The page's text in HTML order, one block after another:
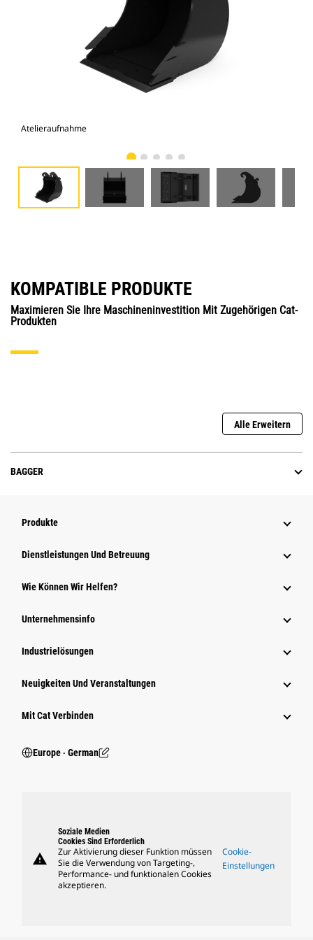
Atelieraufnahme
KOMPATIBLE PRODUKTE
Maximieren Sie Ihre Maschineninvestition Mit Zugehörigen Cat-
Produkten
Alle Erweitern
BAGGER
Produkte
Dienstleistungen Und Betreuung
Wie Können Wir Helfen?
Unternehmensinfo
Industrielösungen
Neuigkeiten Und Veranstaltungen
Mit Cat Verbinden
Europe ‧ German
warning
Soziale Medien
Cookies Sind Erforderlich
Zur Aktivierung dieser Funktion müssen
Sie die Verwendung von Targeting-,
Performance- und funktionalen Cookies
akzeptieren.
Cookie-
Einstellungen